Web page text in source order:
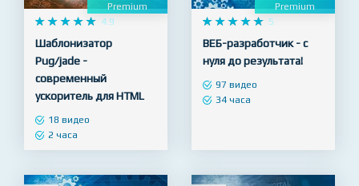
Premium
   
   
Шаблонизатор
Pug/jade -
современный
ускоритель для HTML
2 часа
    
     5
ВЕБ-разработчик - с
нуля до результата!